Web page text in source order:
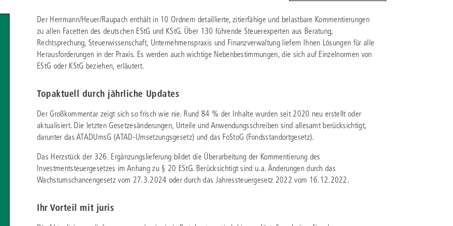
Finden Sie Lösungen und Inhalte, die zu Ihrem Fachgebiet passen.
Arbeitsrecht
Außenwirtschaftsrecht
Compliance
Datenschutzrecht
Erbrecht
Familienrecht
Handels- und Gesellschaftsrecht
Insolvenzrecht
IT-und Medienrecht
Notare
Öffentliches Dienstrecht
Steuerrecht
Strafrecht
Unternehmensjuristen
Verkehrsrecht
Wettbewerbs- und
JURIS BUSINESS
Praxisnah und intuitiv: Schutz vor rechtlichen
Risikenfür Unternehmen, Institutionen
und Steuerberater.
mehr erfahren
JURIS AKADEMIE
Qualifiziert und zertifiziert: Online-
Fortbildungenfür Fachanwältein allen
mehr erfahren
für eine erste Produktempfehlung.
Vereine und Verbände
Unternehmen
Referendariat
WEITERE SERVICES
FAQ
Veranstaltungen
juris PraxisReporte
(Mo-Fr 8-18 Uhr).
Der Herrmann/Heuer/Raupach enthält in 10 Ordnern detaillierte, zitierfähige und belastbare Kommentierungen
zu allen Facetten des deutschen EStG und KStG. Über 130 führende Steuerexperten aus Beratung,
Rechtsprechung, Steuerwissenschaft, Unternehmenspraxis und Finanzverwaltung liefern Ihnen Lösungen für alle
Herausforderungen in der Praxis. Es werden auch wichtige Nebenbestimmungen, die sich auf Einzelnormen von
EStG oder KStG beziehen, erläutert.
Topaktuell durch jährliche Updates
Der Großkommentar zeigt sich so frisch wie nie. Rund 84 % der Inhalte wurden seit 2020 neu erstellt oder
aktualisiert. Die letzten Gesetzesänderungen, Urteile und Anwendungsschreiben sind allesamt berücksichtigt,
darunter das ATADUmsG (ATAD-Umsetzungsgesetz) und das FoStoG (Fondsstandortgesetz).
Das Herzstück der 326. Ergänzungslieferung bildet die Überarbeitung der Kommentierung des
Investmentsteuergesetzes im Anhang zu § 20 EStG. Berücksichtigt sind u.a. Änderungen durch das
Wachstumschancengesetz vom 27.3.2024 oder durch das Jahressteuergesetz 2022 vom 16.12.2022.
Ihr Vorteil mit juris